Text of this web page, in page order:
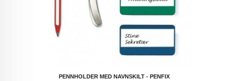
PENNHOLDER MED NAVNSKILT - PENFIX